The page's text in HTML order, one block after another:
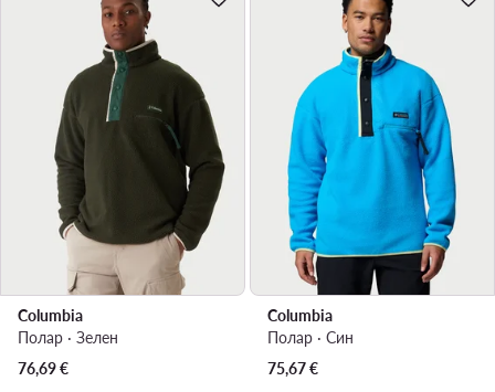
Columbia
Полар · Зелен
76,69€
Columbia
Полар · Син
75,67€